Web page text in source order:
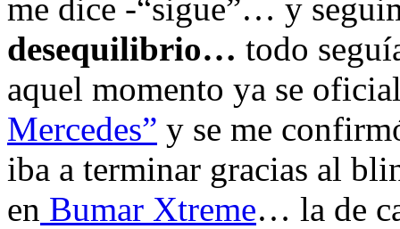
me dice -“sigue”… y
desequilibrio… todo
aquel momento ya se
Mercedes” y se me
iba a terminar gracias al
en Bumar Xtreme… la de